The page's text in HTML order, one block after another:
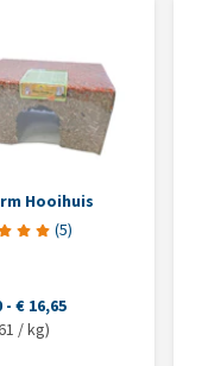
Hooihuis
(5)
- € 16,65
/ kg)